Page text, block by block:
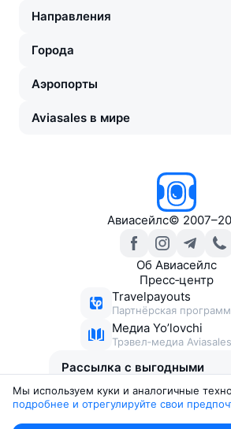
Направления
Города
Аэропорты
Aviasales в мире
Авиасейлс©
Об Авиасейлс
Пресс‑центр
Travelpayouts
Партнёрская
Медиа Yo’lovchi
Трэвел‑медиа
Рассылка с выгодными
Мы используем куки и аналогичные
подробнее и отрегулируйте свои